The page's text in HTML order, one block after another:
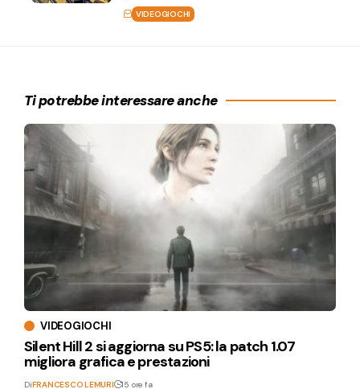
VIDEOGIOCHI
Ti potrebbe interessare anche
VIDEOGIOCHI
Silent Hill 2 si aggiorna su PS5: la patch 1.07
migliora grafica e prestazioni
DiFRANCESCO LEMURI 15 ore fa